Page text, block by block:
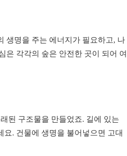
생명을 주는 에너지가 필요하고, 나
은 각각의 숲은 안전한 곳이 되어 여
된 구조물을 만들었죠. 길에 있는
. 건물에 생명을 불어넣으면 고대